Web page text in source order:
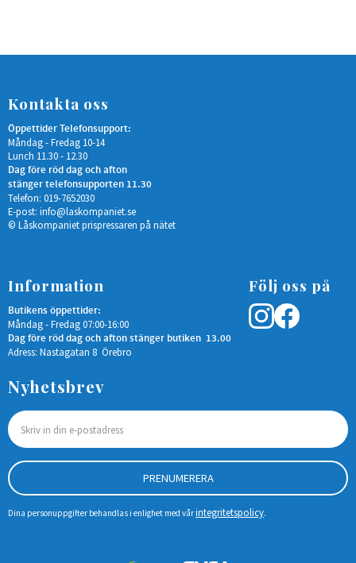
Kontakta oss
Öppettider Telefonsupport:
Måndag - Fredag 10-14
Lunch 11.30 - 12.30
Dag före röd dag och afton
stänger telefonsupporten 11.30
Telefon: 019-7652030
E-post: info@laskompaniet.se
© Låskompaniet prispressaren på nätet
Information
Butikens öppettider:
Måndag - Fredag 07:00-16:00
Dag före röd dag och afton stänger butiken 13.00
Adress: Nastagatan 8 Örebro
Följ oss på
Nyhetsbrev
PRENUMERERA
Dina personuppgifter behandlas i enlighet med vårintegritetspolicy.